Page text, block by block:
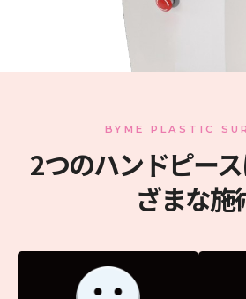
BYME PLASTIC
2つのハンドピー
ざまな施